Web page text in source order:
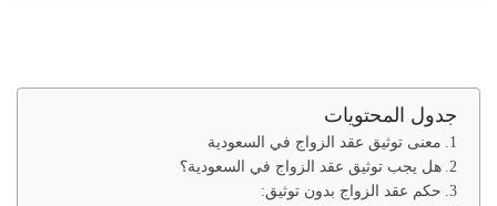
جدول المحتويات
معنى توثيق عقد الزواج في السعودية
هل يجب توثيق عقد الزواج في السعودية؟
حكم عقد الزواج بدون توثيق: